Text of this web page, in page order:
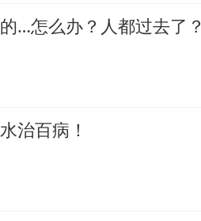
…怎么办？人都过去了？
治百病！